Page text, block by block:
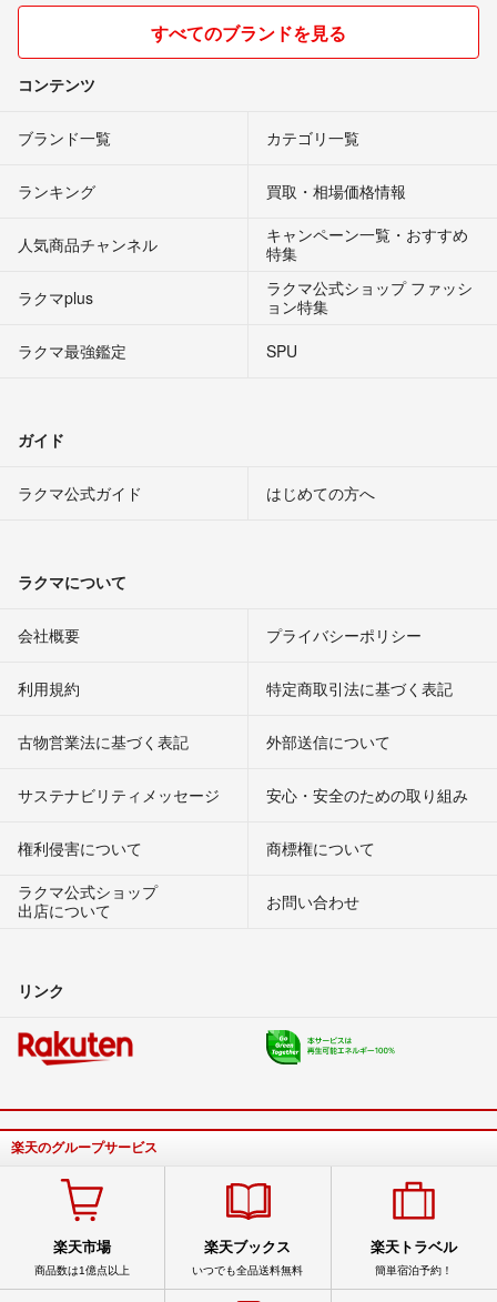
すべてのブランドを見る
コンテンツ
ブランド一覧 カテゴリ一覧
ランキング 買取・相場価格情報
人気商品チャンネル
キャンペーン一覧・おすすめ
特集
ラクマplus
ラクマ公式ショップ ファッシ
ョン特集
ラクマ最強鑑定
SPU
ガイド
ラクマ公式ガイド はじめての方へ
ラクマについて
会社概要 プライバシーポリシー
利用規約 特定商取引法に基づく表記
古物営業法に基づく表記 外部送信について
サステナビリティメッセージ 安心・安全のための取り組み
権利侵害について
商標権について
ラクマ公式ショップ
出店について
お問い合わせ
リンク
楽天のグループサービス
楽天市場
商品数は1億点以上
楽天ブックス
いつでも全品送料無料
楽天トラベル
簡単宿泊予約！